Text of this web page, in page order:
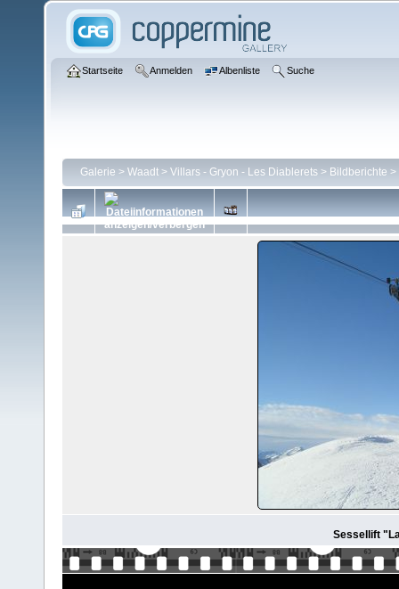
Startseite Anmelden Albenliste Suche
Galerie > Waadt > Villars - Gryon - Les Diablerets > Bildberichte >
Sessellift